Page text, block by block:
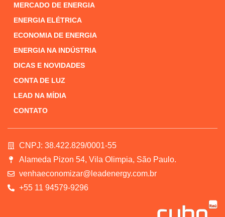
MERCADO DE ENERGIA
ENERGIA ELÉTRICA
ECONOMIA DE ENERGIA
ENERGIA NA INDÚSTRIA
DICAS E NOVIDADES
CONTA DE LUZ
LEAD NA MÍDIA
CONTATO
CNPJ: 38.422.829/0001-55
Alameda Pizon 54, Vila Olimpia, São Paulo.
venhaeconomizar@leadenergy.com.br
+55 11 94579-9296